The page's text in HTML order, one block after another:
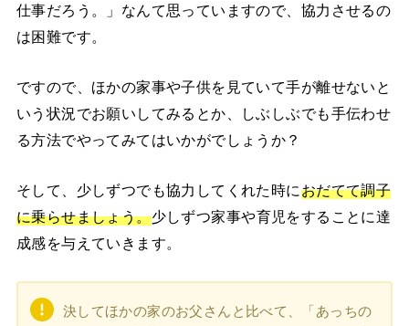
仕事だろう。」なんて思っていますので、協力させるの
は困難です。
ですので、ほかの家事や子供を見ていて手が離せないと
いう状況でお願いしてみるとか、しぶしぶでも手伝わせ
る方法でやってみてはいかがでしょうか？
そして、少しずつでも協力してくれた時におだてて調子
に乗らせましょう。少しずつ家事や育児をすることに達
成感を与えていきます。
決してほかの家のお父さんと比べて、「あっちの